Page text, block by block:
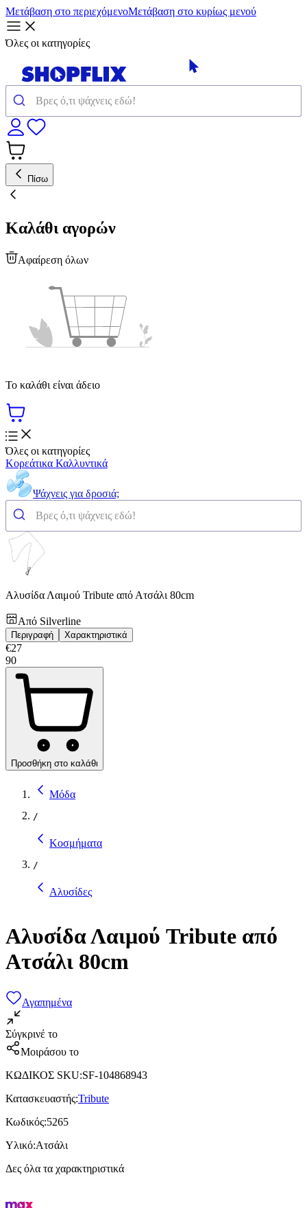
Μετάβαση στο περιεχόμενοΜετάβαση στο κυρίως μενού
Όλες οι κατηγορίες
Πίσω
Καλάθι αγορών
Αφαίρεση όλων
Το καλάθι είναι άδειο
Όλες οι κατηγορίες
Κορεάτικα Καλλυντικά
Ψάχνεις για δροσιά;
Αλυσίδα Λαιμού Tribute από Ατσάλι 80cm
Από Silverline
Περιγραφή Χαρακτηριστικά
€27
90
Προσθήκη στο καλάθι
Μόδα
/
Κοσμήματα
/
Αλυσίδες
Αλυσίδα Λαιμού Tribute από
Ατσάλι 80cm
Αγαπημένα
Σύγκρινέ το
Μοιράσου το
ΚΩΔΙΚΟΣ SKU:SF-104868943
Κατασκευαστής:Tribute
Κωδικός:5265
Υλικό:Ατσάλι
Δες όλα τα χαρακτηριστικά